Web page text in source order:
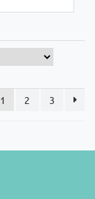
1 2 3